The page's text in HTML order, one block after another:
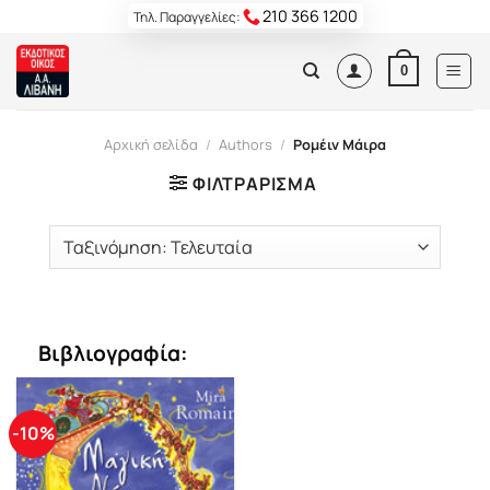
content
Τηλ. Παραγγελίες: 210 366 1200
0
Αρχική σελίδα / Authors / Ρομέιν Μάιρα
ΦΙΛΤΡΆΡΙΣΜΑ
Βιβλιογραφία:
-10%